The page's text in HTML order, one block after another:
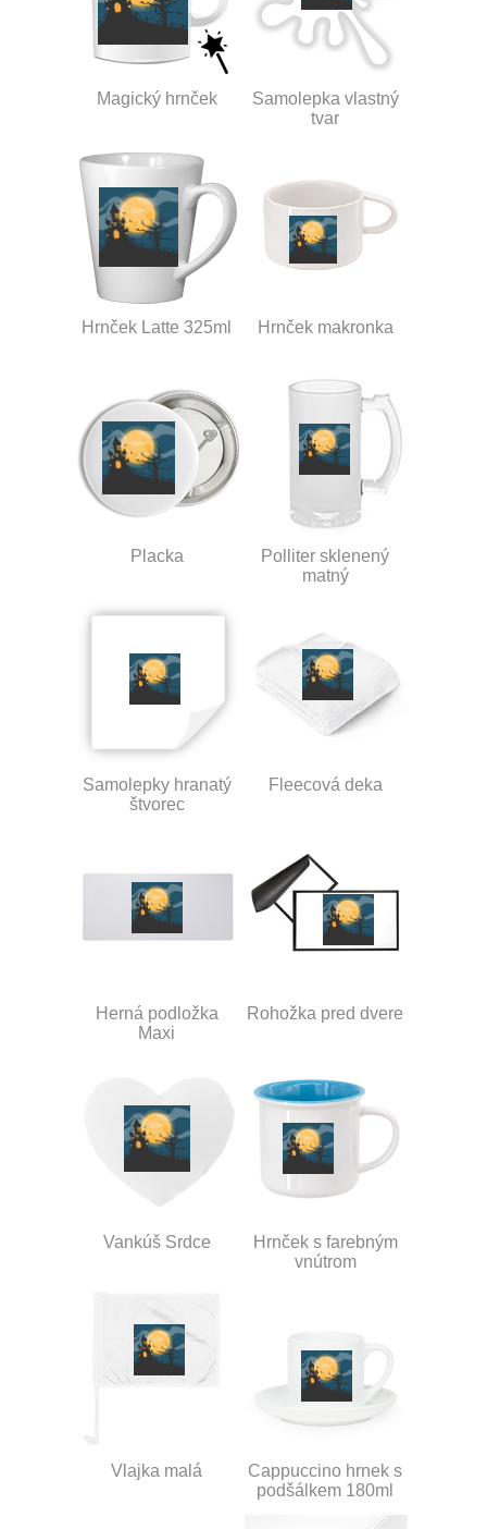
Magický hrnček
Samolepka vlastný
tvar
Hrnček Latte 325ml Hrnček makronka
Placka
Polliter sklenený
matný
Samolepky hranatý
štvorec
Fleecová deka
Herná podložka
Maxi
Rohožka pred dvere
Vankúš Srdce
Hrnček s farebným
vnútrom
Vlajka malá
Cappuccino hrnek s
podšálkem 180ml